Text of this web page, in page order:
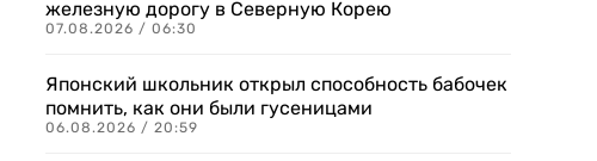
железную дорогу в Северную Корею
07.08.2026 / 06:30
Японский школьник открыл способность бабочек
помнить, как они были гусеницами
06.08.2026 / 20:59